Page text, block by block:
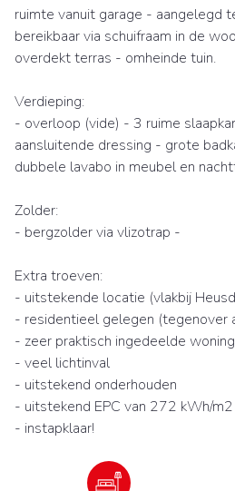
ruimte vanuit garage - aangelegd
bereikbaar via schuifraam in de
overdekt terras - omheinde tuin.
Verdieping:
- overloop (vide) - 3 ruime
aansluitende dressing - grote
dubbele lavabo in meubel en
Zolder:
- bergzolder via vlizotrap -
Extra troeven:
- uitstekende locatie (vlakbij
- residentieel gelegen (tegenover
- zeer praktisch ingedeelde woning
- veel lichtinval
- uitstekend onderhouden
- uitstekend EPC van 272 kWh/m2
- instapklaar!